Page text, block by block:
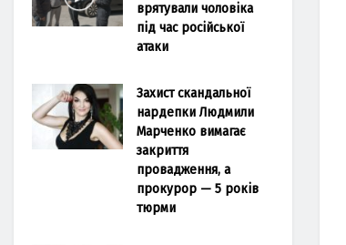
врятували чоловіка
під час російської
атаки
Захист скандальної
нардепки Людмили
Марченко вимагає
закриття
провадження, а
прокурор — 5 років
тюрми